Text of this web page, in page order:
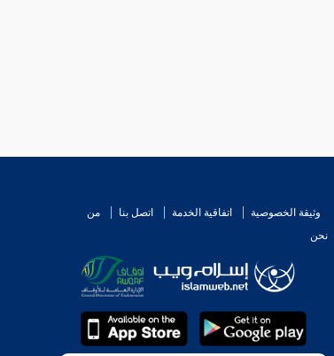
وثيقة الخصوصية اتفاقية الخدمة اتصل بنا
من
نحن